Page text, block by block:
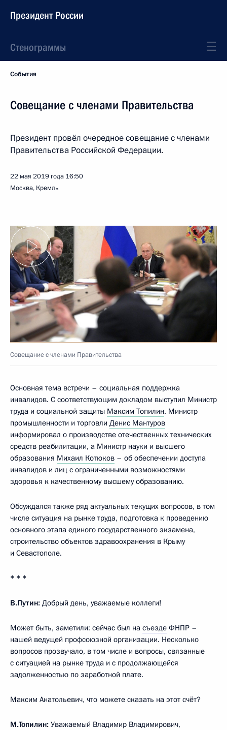
Президент России
Стенограммы
События
Совещание с членами Правительства
Президент провёл очередное совещание с членами
Правительства Российской Федерации.
22 мая 2019 года 16:50
Москва, Кремль
Совещание с членами Правительства
Основная тема встречи – социальная поддержка
инвалидов. С соответствующим докладом выступил Министр
труда и социальной защиты Максим Топилин. Министр
промышленности и торговли Денис Мантуров
информировал о производстве отечественных технических
средств реабилитации, а Министр науки и высшего
образования Михаил Котюков – об обеспечении доступа
инвалидов и лиц с ограниченными возможностями
здоровья к качественному высшему образованию.
Обсуждался также ряд актуальных текущих вопросов, в том
числе ситуация на рынке труда, подготовка к проведению
основного этапа единого государственного экзамена,
строительство объектов здравоохранения в Крыму
и Севастополе.
* * *
В.Путин: Добрый день, уважаемые коллеги!
Может быть, заметили: сейчас был на съезде ФНПР –
нашей ведущей профсоюзной организации. Несколько
вопросов прозвучало, в том числе и вопросы, связанные
с ситуацией на рынке труда и с продолжающейся
задолженностью по заработной плате.
Максим Анатольевич, что можете сказать на этот счёт?
М.Топилин: Уважаемый Владимир Владимирович,